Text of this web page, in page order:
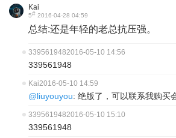
Kai
5# 2016-04-28 04:59
总结:还是年轻的老总抗压强。
3395619482016-05-10 14:56
339561948
Kai2016-05-10 14:59
@liuyouyou: 绝版了，可以联系我购买
3395619482016-05-10 15:10
339561948